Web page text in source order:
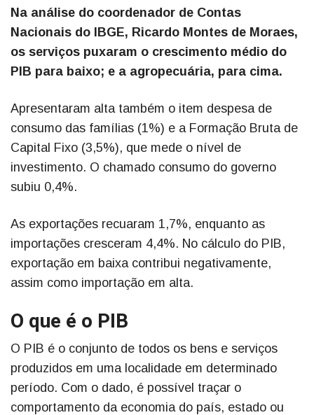
Na análise do coordenador de Contas
Nacionais do IBGE, Ricardo Montes de Moraes,
os serviços puxaram o crescimento médio do
PIB para baixo; e a agropecuária, para cima.
Apresentaram alta também o item despesa de
consumo das famílias (1%) e a Formação Bruta de
Capital Fixo (3,5%), que mede o nível de
investimento. O chamado consumo do governo
subiu 0,4%.
As exportações recuaram 1,7%, enquanto as
importações cresceram 4,4%. No cálculo do PIB,
exportação em baixa contribui negativamente,
assim como importação em alta.
O que é o PIB
O PIB é o conjunto de todos os bens e serviços
produzidos em uma localidade em determinado
período. Com o dado, é possível traçar o
comportamento da economia do país, estado ou